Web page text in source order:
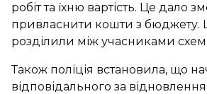
робіт та їхню вартість. Це дало
привласнити кошти з бюджету.
розділили між учасниками
Також поліція встановила, що
відповідального за